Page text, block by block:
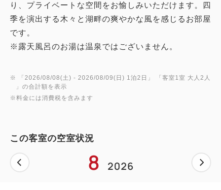
り、プライベートな空間をお愉しみいただけます。四
季を演出する木々と湖畔の爽やかな風を感じるお部屋
です。
※ 「 2026/08/08(土) - 2026/08/09(日) 1泊2日 」 「客室1室 大人2人
」の合計額を表示
※料金には消費税を含みます
この客室の空室状況
8 2026